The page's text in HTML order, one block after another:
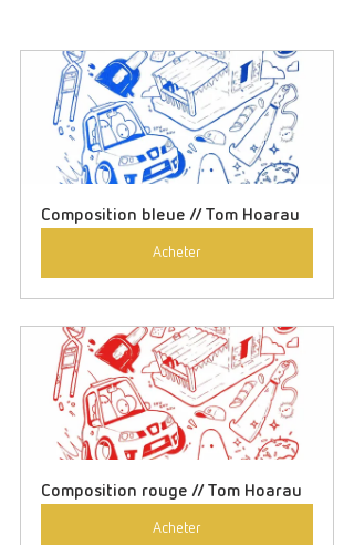
Composition bleue // Tom Hoarau
Acheter
Composition rouge // Tom Hoarau
Acheter